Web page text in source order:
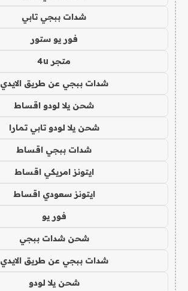
شدات ببجي تابي
فور يو ستور
متجر 4u
شدات ببجي عن طريق الايدي
شحن يلا لودو اقساط
شحن يلا لودو تابي تمارا
شدات ببجي اقساط
ايتونز امريكي اقساط
ايتونز سعودي اقساط
فور يو
شحن شدات ببجي
شدات ببجي عن طريق الايدي
شحن يلا لودو